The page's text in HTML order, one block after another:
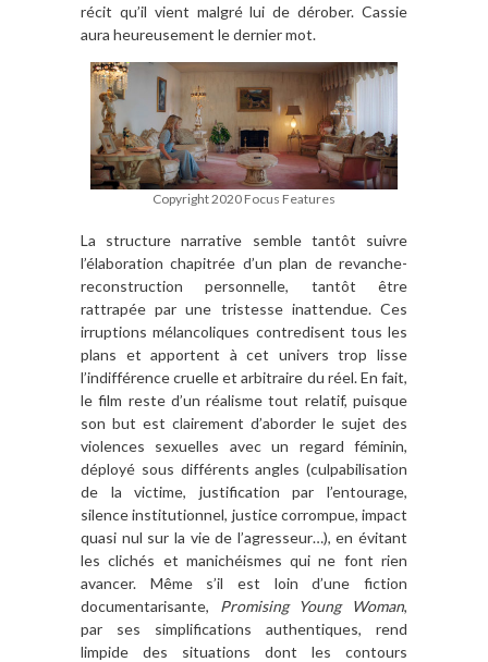
récit qu’il vient malgré lui de dérober. Cassie
aura heureusement le dernier mot.
Copyright 2020 Focus Features
La structure narrative semble tantôt suivre
l’élaboration chapitrée d’un plan de revanche-
reconstruction personnelle, tantôt être
rattrapée par une tristesse inattendue. Ces
irruptions mélancoliques contredisent tous les
plans et apportent à cet univers trop lisse
l’indifférence cruelle et arbitraire du réel. En fait,
le film reste d’un réalisme tout relatif, puisque
son but est clairement d’aborder le sujet des
violences sexuelles avec un regard féminin,
déployé sous différents angles (culpabilisation
de la victime, justification par l’entourage,
silence institutionnel, justice corrompue, impact
quasi nul sur la vie de l’agresseur…), en évitant
les clichés et manichéismes qui ne font rien
avancer. Même s’il est loin d’une fiction
documentarisante, Promising Young Woman,
par ses simplifications authentiques, rend
limpide des situations dont les contours